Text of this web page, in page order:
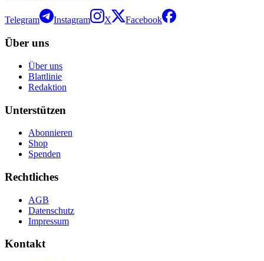
Telegram Instagram X Facebook
Über uns
Über uns
Blattlinie
Redaktion
Unterstützen
Abonnieren
Shop
Spenden
Rechtliches
AGB
Datenschutz
Impressum
Kontakt